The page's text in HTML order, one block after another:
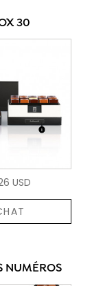
30
USD
NUMÉROS